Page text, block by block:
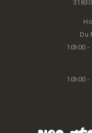
Du
10h00 -
10h00 -